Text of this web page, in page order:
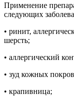
Применение
следующих
• ринит,
шерсть;
• аллергический
• зуд кожных
• крапивница;